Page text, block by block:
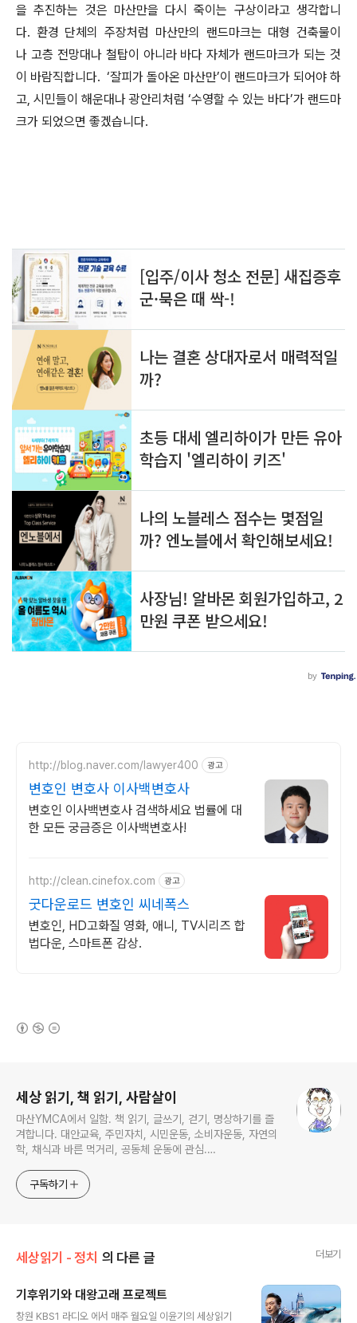
을 추진하는 것은 마산만을 다시 죽이는 구상이라고 생각합니
다. 환경 단체의 주장처럼 마산만의 랜드마크는 대형 건축물이
나 고층 전망대나 철탑이 아니라 바다 자체가 랜드마크가 되는 것
이 바람직합니다. ‘잘피가 돌아온 마산만’이 랜드마크가 되어야 하
고, 시민들이 해운대나 광안리처럼 ‘수영할 수 있는 바다’가 랜드마
크가 되었으면 좋겠습니다.
http://blog.naver.com/lawyer400 광고
변호인 변호사 이사백변호사
변호인 이사백변호사 검색하세요 법률에 대
한 모든 궁금증은 이사백변호사!
http://clean.cinefox.com 광고
굿다운로드 변호인 씨네폭스
변호인, HD고화질 영화, 애니, TV시리즈 합
법다운, 스마트폰 감상.
세상 읽기, 책 읽기, 사람살이
마산YMCA에서 일함. 책 읽기, 글쓰기, 걷기, 명상하기를 즐
겨합니다. 대안교육, 주민자치, 시민운동, 소비자운동, 자연의
학, 채식과 바른 먹거리, 공동체 운동에 관심.
http://www.facebook.com/ymcaman
구독하기
세상읽기 - 정치 의 다른 글 더보기
기후위기와 대왕고래 프로젝트
창원 KBS1 라디오 에서 매주 월요일 이윤기의 세상읽기